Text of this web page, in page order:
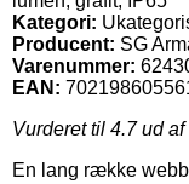
Kategori:
Producent: SG
Varenummer:
EAN:
Vurderet til 4.7ud af
En lang række